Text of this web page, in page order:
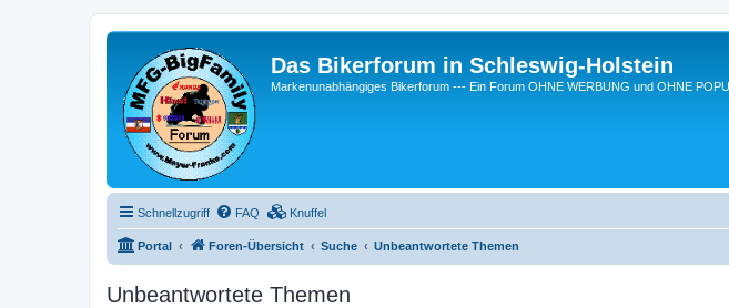
Das Bikerforum in Schleswig-Holstein
Markenunabhängiges Bikerforum --- Ein Forum OHNE WERBUNG und OHNE
Schnellzugriff FAQ Knuffel
Portal Foren-Übersicht Suche Unbeantwortete Themen
Unbeantwortete Themen